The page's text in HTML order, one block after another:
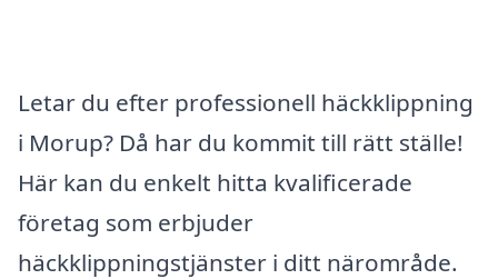
Letar du efter professionell häckklippning
i Morup? Då har du kommit till rätt ställe!
Här kan du enkelt hitta kvalificerade
företag som erbjuder
häckklippningstjänster i ditt närområde.